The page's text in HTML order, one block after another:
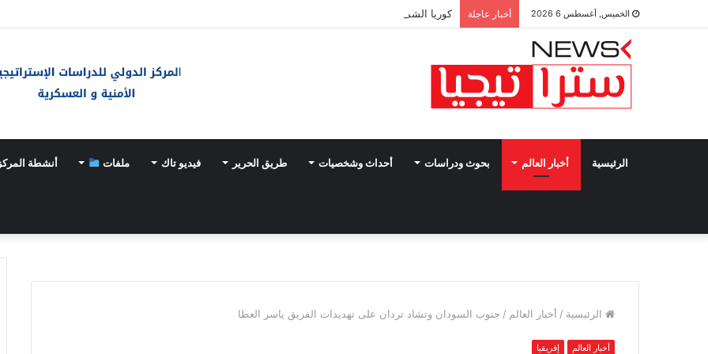
الخميس, أغسطس 6 2026 أخبار عاجلة كوريا الشمالية تتوعد بـ«خيارات عسكرية» مع تسارع وتيرة تسلّح اليابان
الرئيسية أخبار العالم بحوث ودراسات أحداث وشخصيات طريق الحرير فيديو تاك ملفات أنشطة المركز
الرئيسية / أخبار العالم / جنوب السودان وتشاد تردان على تهديدات الفريق ياسر العطا
أخبار العالم إفريقيا